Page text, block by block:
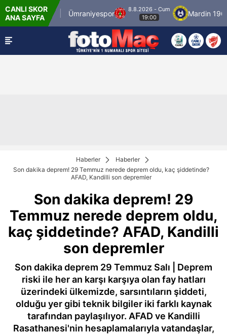
CANLI SKOR
ANA SAYFA
Ümraniyespor
8.8.2026 - Cum
Mardin 1969
Haberler
Haberler
Son dakika deprem! 29 Temmuz nerede deprem oldu, kaç şiddetinde?
AFAD, Kandilli son depremler
Son dakika deprem! 29
Temmuz nerede deprem oldu,
kaç şiddetinde? AFAD, Kandilli
son depremler
Son dakika deprem 29 Temmuz Salı | Deprem
riski ile her an karşı karşıya olan fay hatları
üzerindeki ülkemizde, sarsıntıların şiddeti,
olduğu yer gibi teknik bilgiler iki farklı kaynak
tarafından paylaşılıyor. AFAD ve Kandilli
Rasathanesi'nin hesaplamalarıyla vatandaşlar,